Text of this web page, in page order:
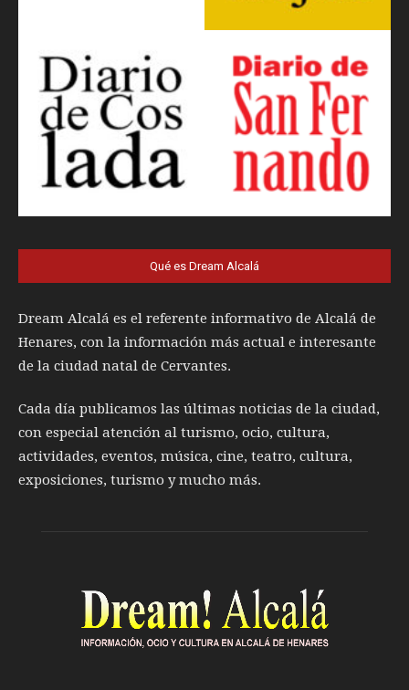
Qué es Dream Alcalá
Dream Alcalá es el referente informativo de Alcalá de
Henares, con la información más actual e interesante
de la ciudad natal de Cervantes.
Cada día publicamos las últimas noticias de la ciudad,
con especial atención al turismo, ocio, cultura,
actividades, eventos, música, cine, teatro, cultura,
exposiciones, turismo y mucho más.